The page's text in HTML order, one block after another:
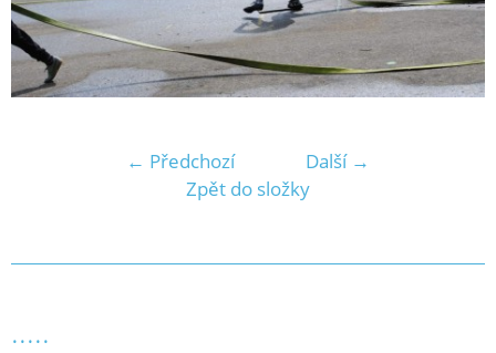
← Předchozí
Další →
Zpět do složky
.....